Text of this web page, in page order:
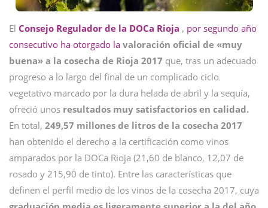
El Consejo Regulador de la DOCa Rioja , por segundo año
consecutivo ha otorgado la valoración oficial de «muy
buena» a la cosecha de Rioja 2017 que, tras un adecuado
progreso a lo largo del final de un complicado ciclo
vegetativo marcado por la dura helada de abril y la sequía,
ofreció unos resultados muy satisfactorios en calidad.
En total, 249,57 millones de litros de la cosecha 2017
han obtenido el derecho a la certificación como vinos
amparados por la DOCa Rioja (21,60 de blanco, 12,07 de
rosado y 215,90 de tinto). Entre las características que
definen el perfil medio de los vinos de la cosecha 2017, cuya